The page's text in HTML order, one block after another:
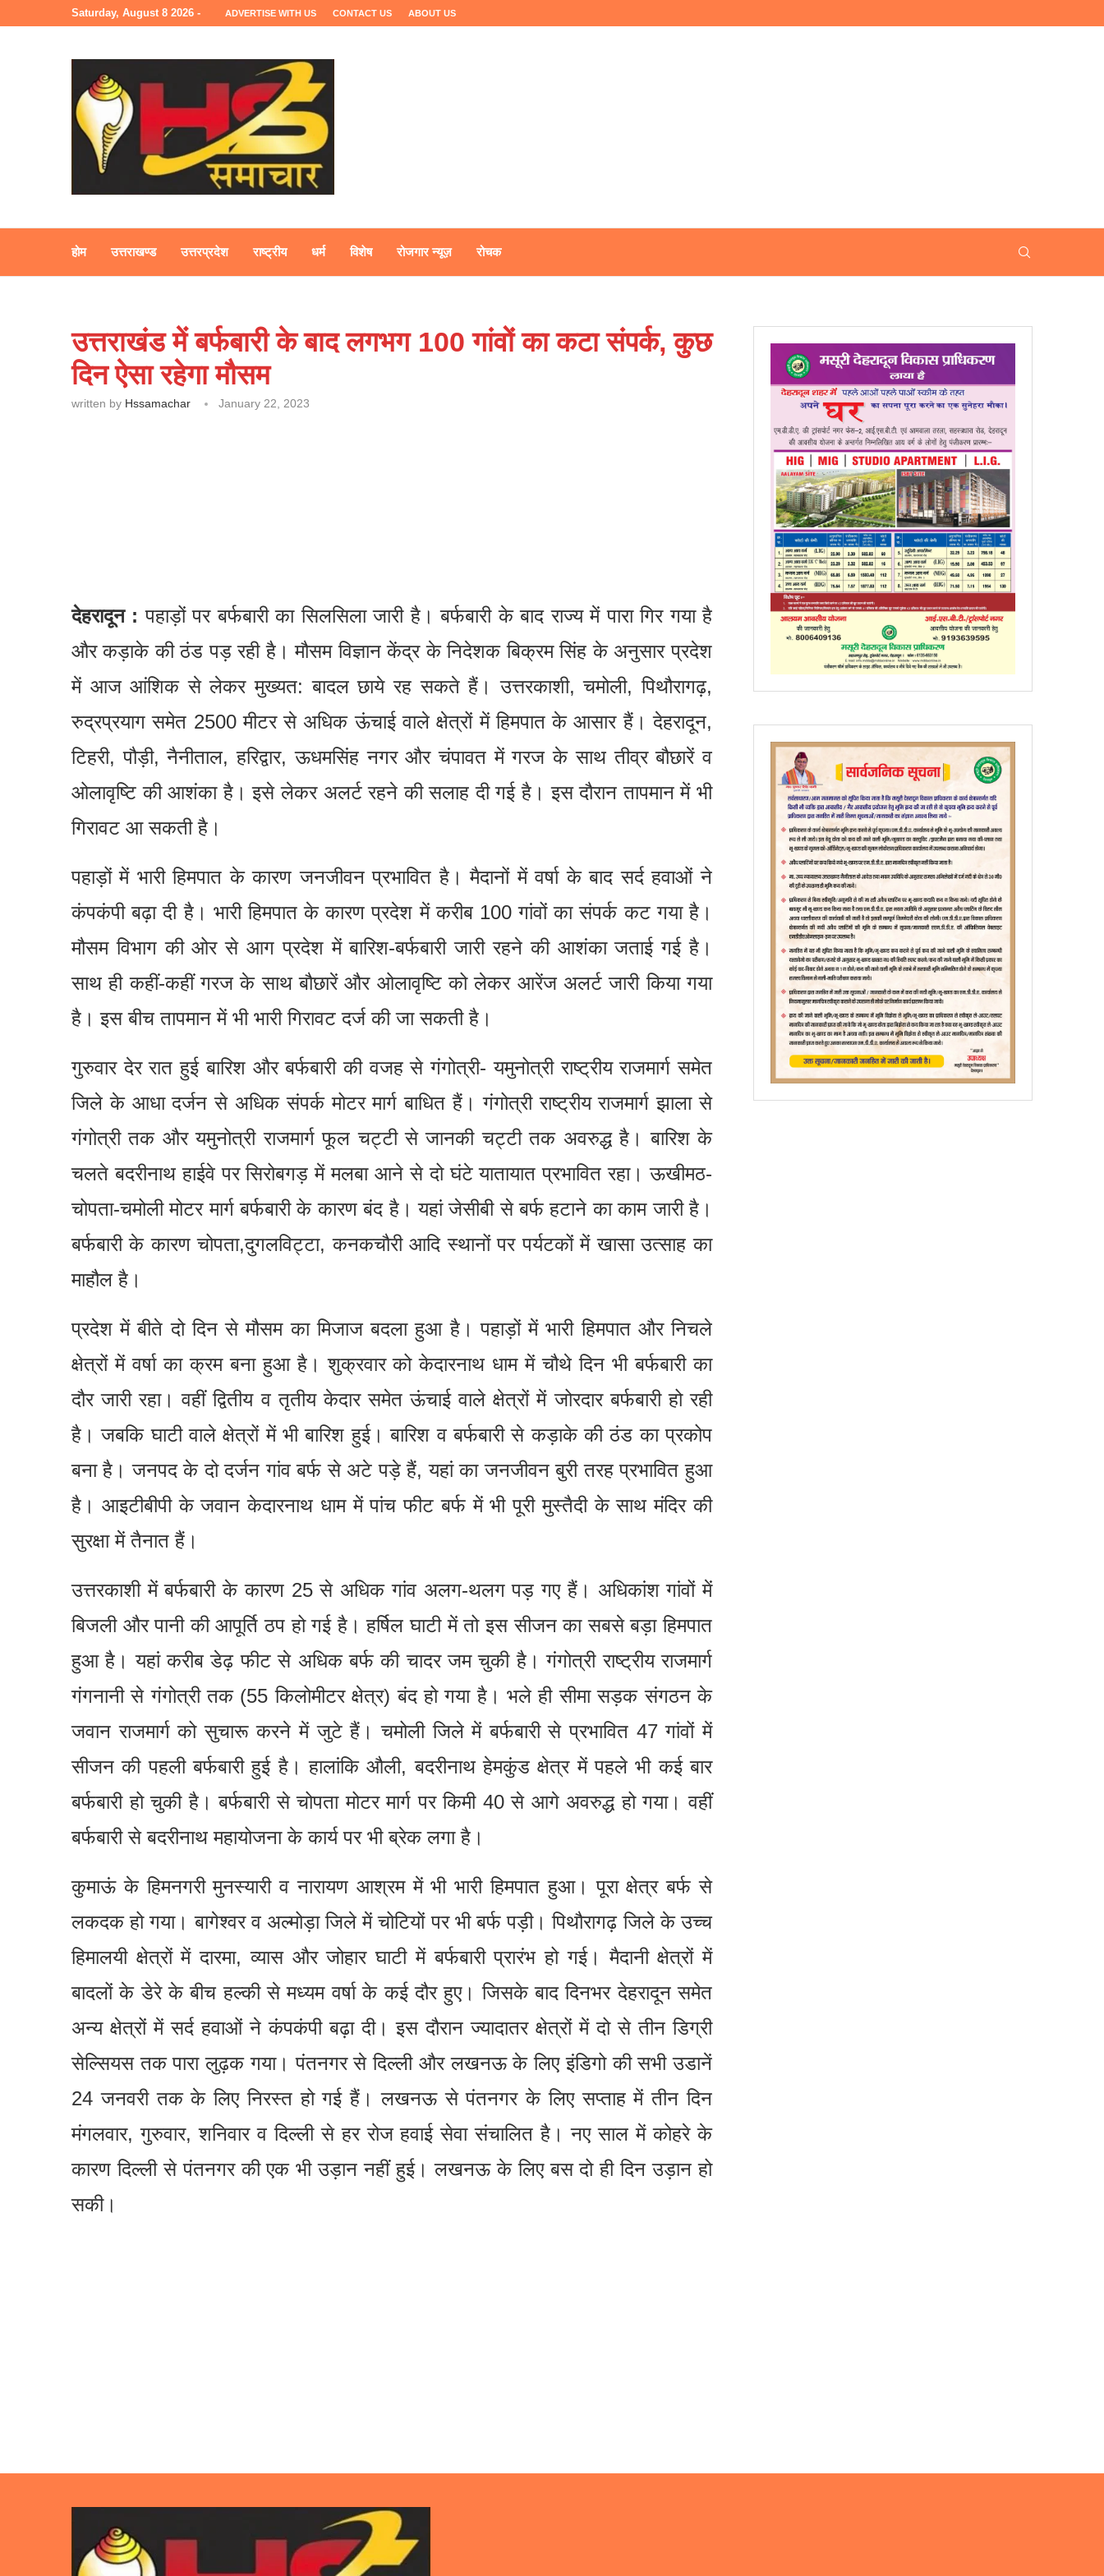
Saturday, August 8 2026 - ADVERTISE WITH US CONTACT US ABOUT US
होम उत्तराखण्ड उत्तरप्रदेश राष्ट्रीय धर्म विशेष रोजगार न्यूज़ रोचक
उत्तराखंड में बर्फबारी के बाद लगभग 100 गांवों का कटा संपर्क, कुछ
दिन ऐसा रहेगा मौसम
written by Hssamachar January 22, 2023
देहरादून : पहाड़ों पर बर्फबारी का सिलसिला जारी है। बर्फबारी के बाद राज्‍य में पारा गिर गया है
और कड़ाके की ठंड पड़ रही है। मौसम विज्ञान केंद्र के निदेशक बिक्रम सिंह के अनुसार प्रदेश
में आज आंशिक से लेकर मुख्यत: बादल छाये रह सकते हैं। उत्तरकाशी, चमोली, पिथौरागढ़,
रुद्रप्रयाग समेत 2500 मीटर से अधिक ऊंचाई वाले क्षेत्रों में हिमपात के आसार हैं। देहरादून,
टिहरी, पौड़ी, नैनीताल, हरिद्वार, ऊधमसिंह नगर और चंपावत में गरज के साथ तीव्र बौछारें व
ओलावृष्टि की आशंका है। इसे लेकर अलर्ट रहने की सलाह दी गई है। इस दौरान तापमान में भी
गिरावट आ सकती है।
पहाड़ों में भारी हिमपात के कारण जनजीवन प्रभावित है। मैदानों में वर्षा के बाद सर्द हवाओं ने
कंपकंपी बढ़ा दी है। भारी हिमपात के कारण प्रदेश में करीब 100 गांवों का संपर्क कट गया है।
मौसम विभाग की ओर से आग प्रदेश में बारिश-बर्फबारी जारी रहने की आशंका जताई गई है।
साथ ही कहीं-कहीं गरज के साथ बौछारें और ओलावृष्टि को लेकर आरेंज अलर्ट जारी किया गया
है। इस बीच तापमान में भी भारी गिरावट दर्ज की जा सकती है।
गुरुवार देर रात हुई बारिश और बर्फबारी की वजह से गंगोत्री- यमुनोत्री राष्ट्रीय राजमार्ग समेत
जिले के आधा दर्जन से अधिक संपर्क मोटर मार्ग बाधित हैं। गंगोत्री राष्ट्रीय राजमार्ग झाला से
गंगोत्री तक और यमुनोत्री राजमार्ग फूल चट्टी से जानकी चट्टी तक अवरुद्ध है। बारिश के
चलते बदरीनाथ हाईवे पर सिरोबगड़ में मलबा आने से दो घंटे यातायात प्रभावित रहा। ऊखीमठ-
चोपता-चमोली मोटर मार्ग बर्फबारी के कारण बंद है। यहां जेसीबी से बर्फ हटाने का काम जारी है।
बर्फबारी के कारण चोपता,दुगलविट्टा, कनकचौरी आदि स्थानों पर पर्यटकों में खासा उत्साह का
माहौल है।
प्रदेश में बीते दो दिन से मौसम का मिजाज बदला हुआ है। पहाड़ों में भारी हिमपात और निचले
क्षेत्रों में वर्षा का क्रम बना हुआ है। शुक्रवार को केदारनाथ धाम में चौथे दिन भी बर्फबारी का
दौर जारी रहा। वहीं द्वितीय व तृतीय केदार समेत ऊंचाई वाले क्षेत्रों में जोरदार बर्फबारी हो रही
है। जबकि घाटी वाले क्षेत्रों में भी बारिश हुई। बारिश व बर्फबारी से कड़ाके की ठंड का प्रकोप
बना है। जनपद के दो दर्जन गांव बर्फ से अटे पड़े हैं, यहां का जनजीवन बुरी तरह प्रभावित हुआ
है। आइटीबीपी के जवान केदारनाथ धाम में पांच फीट बर्फ में भी पूरी मुस्तैदी के साथ मंदिर की
सुरक्षा में तैनात हैं।
उत्तरकाशी में बर्फबारी के कारण 25 से अधिक गांव अलग-थलग पड़ गए हैं। अधिकांश गांवों में
बिजली और पानी की आपूर्ति ठप हो गई है। हर्षिल घाटी में तो इस सीजन का सबसे बड़ा हिमपात
हुआ है। यहां करीब डेढ़ फीट से अधिक बर्फ की चादर जम चुकी है। गंगोत्री राष्ट्रीय राजमार्ग
गंगनानी से गंगोत्री तक (55 किलोमीटर क्षेत्र) बंद हो गया है। भले ही सीमा सड़क संगठन के
जवान राजमार्ग को सुचारू करने में जुटे हैं। चमोली जिले में बर्फबारी से प्रभावित 47 गांवों में
सीजन की पहली बर्फबारी हुई है। हालांकि औली, बदरीनाथ हेमकुंड क्षेत्र में पहले भी कई बार
बर्फबारी हो चुकी है। बर्फबारी से चोपता मोटर मार्ग पर किमी 40 से आगे अवरुद्ध हो गया। वहीं
बर्फबारी से बदरीनाथ महायोजना के कार्य पर भी ब्रेक लगा है।
कुमाऊं के हिमनगरी मुनस्यारी व नारायण आश्रम में भी भारी हिमपात हुआ। पूरा क्षेत्र बर्फ से
लकदक हो गया। बागेश्वर व अल्मोड़ा जिले में चोटियों पर भी बर्फ पड़ी। पिथौरागढ़ जिले के उच्च
हिमालयी क्षेत्रों में दारमा, व्यास और जोहार घाटी में बर्फबारी प्रारंभ हो गई। मैदानी क्षेत्रों में
बादलों के डेरे के बीच हल्की से मध्यम वर्षा के कई दौर हुए। जिसके बाद दिनभर देहरादून समेत
अन्य क्षेत्रों में सर्द हवाओं ने कंपकंपी बढ़ा दी। इस दौरान ज्यादातर क्षेत्रों में दो से तीन डिग्री
सेल्सियस तक पारा लुढ़क गया। पंतनगर से दिल्ली और लखनऊ के लिए इंडिगो की सभी उडानें
24 जनवरी तक के लिए निरस्त हो गई हैं। लखनऊ से पंतनगर के लिए सप्ताह में तीन दिन
मंगलवार, गुरुवार, शनिवार व दिल्ली से हर रोज हवाई सेवा संचालित है। नए साल में कोहरे के
कारण दिल्ली से पंतनगर की एक भी उड़ान नहीं हुई। लखनऊ के लिए बस दो ही दिन उड़ान हो
सकी।